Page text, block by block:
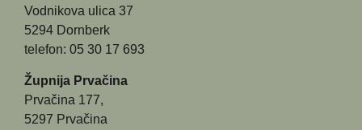
Vodnikova ulica 37
5294 Dornberk
telefon: 05 30 17 693
Župnija Prvačina
Prvačina 177,
5297 Prvačina